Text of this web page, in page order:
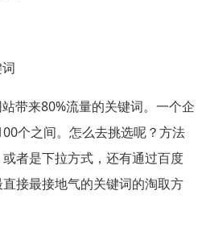
带来80%流量的关键词。一个企
个之间。怎么去挑选呢？方法
者是下拉方式，还有通过百度
接最接地气的关键词的淘取方